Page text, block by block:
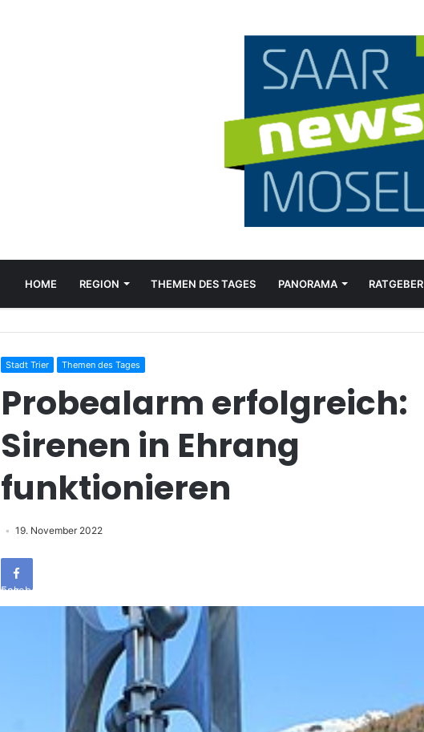
HOME REGION THEMEN DES TAGES PANORAMA RATGEBER
Stadt Trier Themen des Tages
Probealarm erfolgreich:
Sirenen in Ehrang
funktionieren
19. November 2022
Facebook